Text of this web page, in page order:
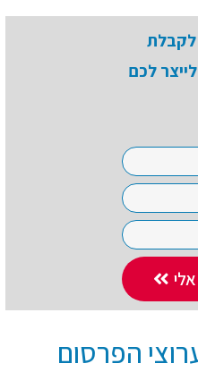
לקבלת
לכם
הפרסום